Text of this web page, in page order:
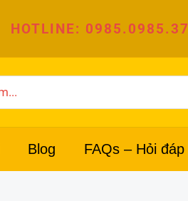
HOTLINE: 0985.0985.37
Blog FAQs – Hỏi đáp